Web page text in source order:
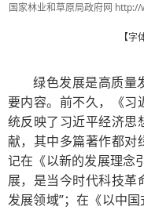
国家林业和草原局政府网
【字
绿色发展是高质量
要内容。前不久，《习
统反映了习近平经济思
献，其中多篇著作都对
记在《以新的发展理念
展，是当今时代科技革
发展领域”；在《以中